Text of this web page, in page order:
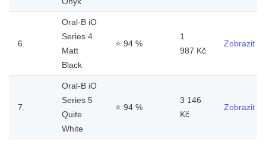
6.
Oral-B iO
Series 4
Matt
Black
⭐ 94 %
1
987 Kč
Zobrazit
7.
Oral-B iO
Series 5
Quite
White
⭐ 94 %
3 146
Kč
Zobrazit